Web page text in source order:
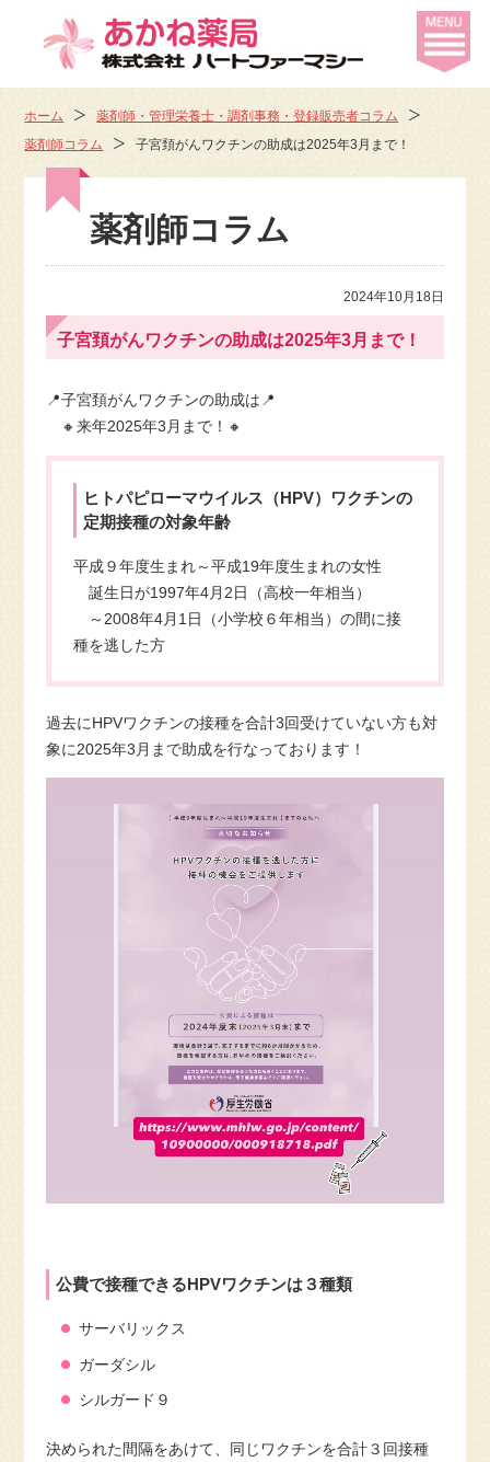
ホーム
薬剤師・管理栄養士・調剤事務・登録販売者コラム
薬剤師コラム
子宮頚がんワクチンの助成は2025年3月まで！
薬剤師コラム
2024年10月18日
子宮頚がんワクチンの助成は2025年3月まで！
📍子宮頚がんワクチンの助成は📍
🔸来年2025年3月まで！🔸
ヒトパピローマウイルス（HPV）ワクチンの
定期接種の対象年齢
平成９年度生まれ～平成19年度生まれの女性
誕生日が1997年4月2日（高校一年相当）
～2008年4月1日（小学校６年相当）の間に接
種を逃した方
過去にHPVワクチンの接種を合計3回受けていない方も対
象に2025年3月まで助成を行なっております！
公費で接種できるHPVワクチンは３種類
サーバリックス
ガーダシル
シルガード９
決められた間隔をあけて、同じワクチンを合計３回接種